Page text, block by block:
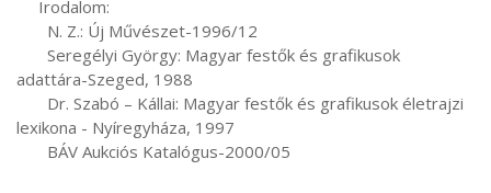
adattára-Szeged, 1988
lexikona - Nyíregyháza, 1997
       BÁV Aukciós Katalógus-2000/05